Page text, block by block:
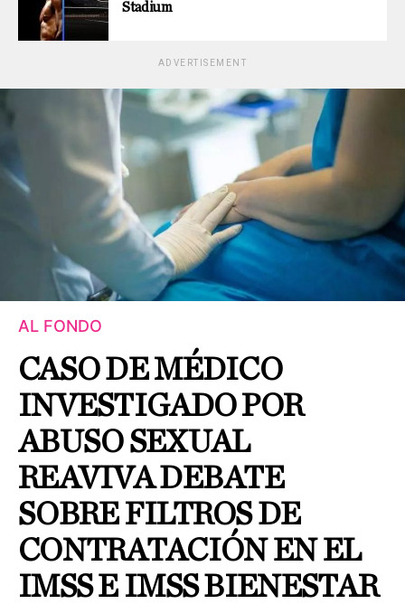
Stadium
ADVERTISEMENT
AL FONDO
CASO DE MÉDICO
INVESTIGADO POR
ABUSO SEXUAL
REAVIVA DEBATE
SOBRE FILTROS DE
CONTRATACIÓN EN EL
IMSS E IMSS BIENESTAR